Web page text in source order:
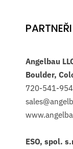
Angelbau
Boulder,
720-541-
ESO, spol.